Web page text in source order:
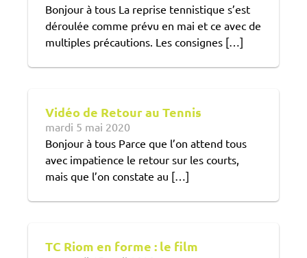
Bonjour à tous La reprise tennistique s’est
déroulée comme prévu en mai et ce avec de
multiples précautions. Les consignes […]
Vidéo de Retour au Tennis
mardi 5 mai 2020
Bonjour à tous Parce que l’on attend tous
avec impatience le retour sur les courts,
mais que l’on constate au […]
TC Riom en forme : le film